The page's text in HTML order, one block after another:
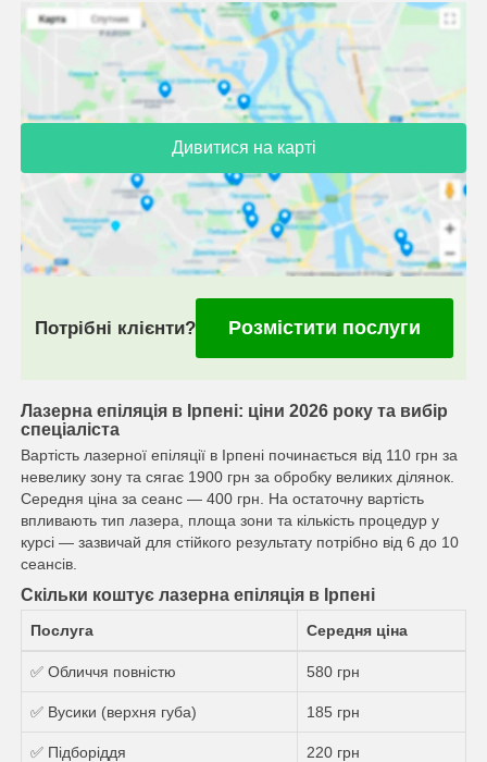
Дивитися на карті
Потрібні клієнти? Розмістити послуги
Лазерна епіляція в Ірпені: ціни 2026 року та вибір
спеціаліста
Вартість лазерної епіляції в Ірпені починається від 110 грн за
невелику зону та сягає 1900 грн за обробку великих ділянок.
Середня ціна за сеанс — 400 грн. На остаточну вартість
впливають тип лазера, площа зони та кількість процедур у
курсі — зазвичай для стійкого результату потрібно від 6 до 10
сеансів.
Скільки коштує лазерна епіляція в Ірпені
Послуга Середня ціна
✅ Обличчя повністю 580 грн
✅ Вусики (верхня губа) 185 грн
✅ Підборіддя 220 грн